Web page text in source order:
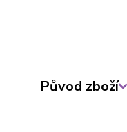
Původ zboží